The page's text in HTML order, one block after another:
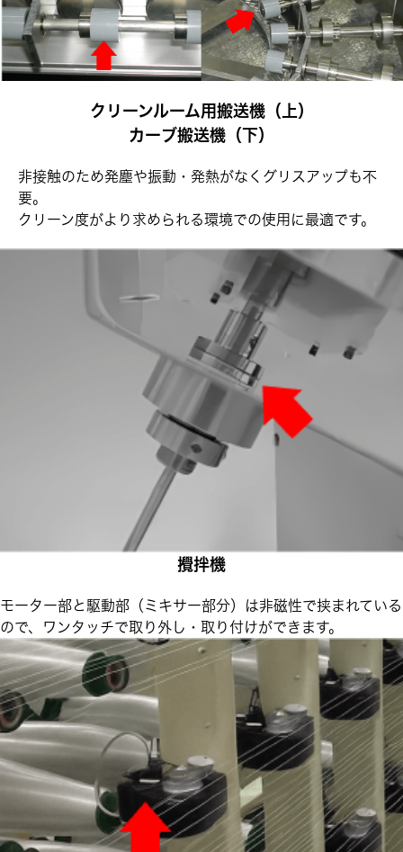
クリーンルーム用搬送機（上）
カーブ搬送機 （下）
非接触のため発塵や振動・発熱がなくグリスアップも不
要。
クリーン度がより求められる環境での使用に最適です。
攪拌機
モーター部と駆動部（ミキサー部分）は非磁性で挟まれている
ので、ワンタッチで取り外し・取り付けができます。